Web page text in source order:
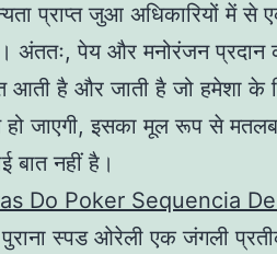
प्राप्त जुआ अधिकारियों में
अंततः, पेय और मनोरंजन प्रदान
आती है और जाती है जो हमेशा के
जाएगी, इसका मूल रूप से
बात नहीं है।
Do Poker Sequencia
स्पड ओरेली एक जंगली